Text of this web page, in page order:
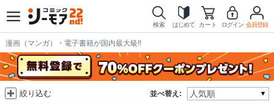
検索 はじめて カート ログイン 会員登録
漫画（マンガ）・電子書籍が国内最大級!!
並べ替え:
絞り込む